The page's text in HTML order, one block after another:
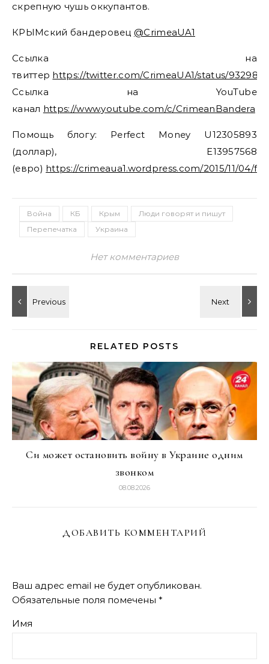
скрепную чушь оккупантов.
КРЫМский бандеровец @CrimeaUA1
Ссылка на
твиттер https://twitter.com/CrimeaUA1/status/
Ссылка на YouTube
канал https://www.youtube.com/c/CrimeanBandera
Помощь блогу: Perfect Money U12305893
(доллар), E13957568
(евро) https://crimeaua1.wordpress.com/2015/11/04/
Война КБ Крым
Люди говорят и пишут
Перепечатка
Украина
Нет комментариев
RELATED POSTS
Си может остановить войну в Украине одним
звонком
08.08.2026
ДОБАВИТЬ КОММЕНТАРИЙ
Ваш адрес email не будет опубликован.
Обязательные поля помечены *
Имя